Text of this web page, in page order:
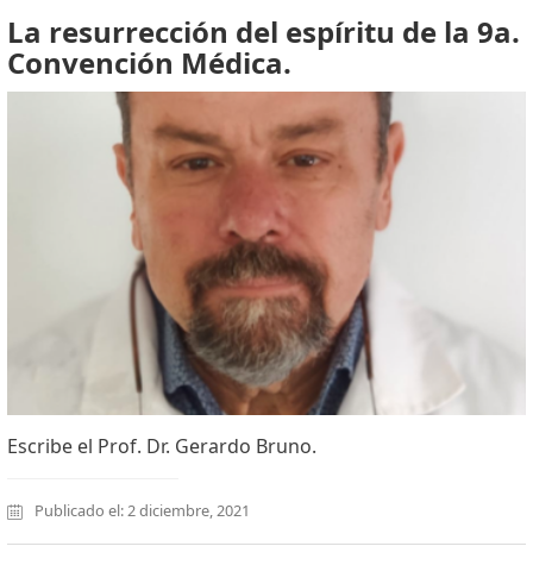
La resurrección del espíritu de la 9a.
Convención Médica.
Escribe el Prof. Dr. Gerardo Bruno.
Publicado el: 2 diciembre, 2021